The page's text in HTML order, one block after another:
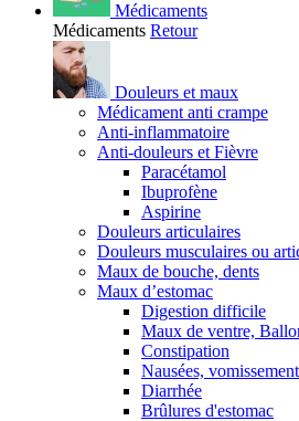
Médicaments
Médicaments Retour
Douleurs et maux
Médicament anti crampe
Anti-inflammatoire
Anti-douleurs et Fièvre
Paracétamol
Ibuprofène
Aspirine
Douleurs articulaires
Douleurs musculaires ou
Maux de bouche, dents
Maux d’estomac
Digestion difficile
Maux de ventre,
Constipation
Nausées,
Diarrhée
Brûlures d'estomac